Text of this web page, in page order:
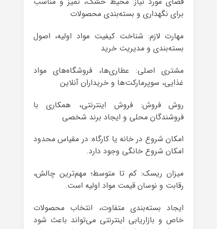
برای نگهداری و بسته‌بندی محصولات
مهارت لازم: شناخت کیفیت مواد اولیه، اصول
بسته‌بندی و مدیریت خرید
مشتری اصلی: عطاری‌ها، فروشگاه‌های مواد
غذایی، سوپرمارکت‌ها و خریداران آنلاین
روش فروش: فروش اینترنتی، همکاری با
فروشندگان محلی و ایجاد برند شخصی
امکان شروع در خانه یا کارگاه: در مقیاس محدود
امکان شروع خانگی وجود دارد.
میزان ریسک: کم تا متوسط؛ مهم‌ترین چالش،
رقابت و نوسان قیمت مواد اولیه است.
ایجاد بسته‌بندی متفاوت، انتخاب محصولات
خاص و بازاریابی اینترنتی می‌تواند باعث شود